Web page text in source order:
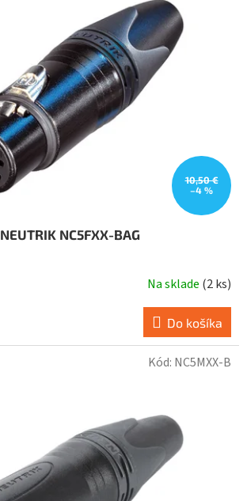
10,50 €
–4 %
NEUTRIK NC5FXX-BAG
Na sklade (2 ks)
Do košíka
Kód: NC5MXX-B